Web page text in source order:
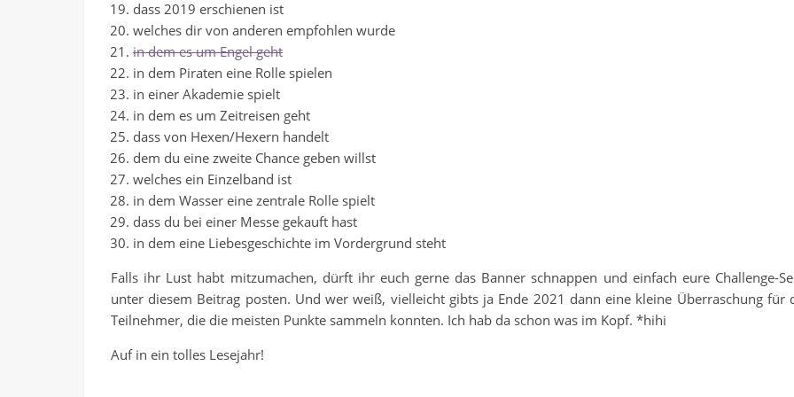
dass 2019 erschienen ist
welches dir von anderen empfohlen wurde
in dem es um Engel geht
in dem Piraten eine Rolle spielen
in einer Akademie spielt
in dem es um Zeitreisen geht
dass von Hexen/Hexern handelt
dem du eine zweite Chance geben willst
welches ein Einzelband ist
in dem Wasser eine zentrale Rolle spielt
dass du bei einer Messe gekauft hast
in dem eine Liebesgeschichte im Vordergrund steht
Falls ihr Lust habt mitzumachen, dürft ihr euch gerne das Banner schnappen und einfach eure Challenge-
unter diesem Beitrag posten. Und wer weiß, vielleicht gibts ja Ende 2021 dann eine kleine Überraschung für
Teilnehmer, die die meisten Punkte sammeln konnten. Ich hab da schon was im Kopf. *hihi
Auf in ein tolles Lesejahr!